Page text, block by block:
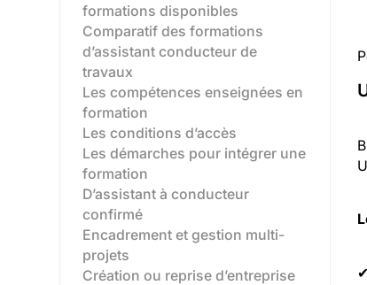
formations disponibles‍
Comparatif des formations
d’assistant conducteur de
travaux
Les compétences enseignées en
formation
Les conditions d’accès
Les démarches pour intégrer une
formation
D’assistant à conducteur
confirmé‍
Encadrement et gestion multi-
projets‍
Création ou reprise d’entreprise‍